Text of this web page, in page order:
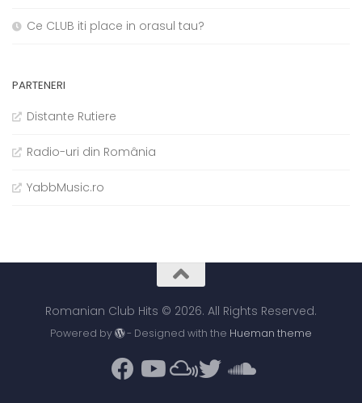
Ce CLUB iti place in orasul tau?
PARTENERI
Distante Rutiere
Radio-uri din România
YabbMusic.ro
Romanian Club Hits © 2026. All Rights Reserved.
Powered by - Designed with the Hueman theme